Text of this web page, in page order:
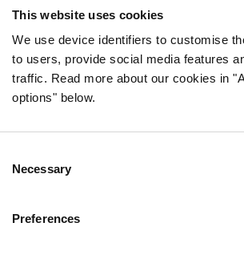
This website uses cookies
We use device identifiers to customise
to users, provide social media features
traffic. Read more about our cookies in
options" below.
Selection
Necessary
Preferences
FOLGE UNS AUF
FAQ